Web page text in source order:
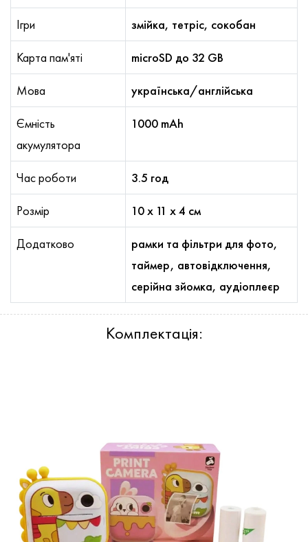
Ігри змійка, тетріс, сокобан
Карта пам'яті microSD до 32 GB
Мова українська/англійська
Ємність
акумулятора
1000 mAh
Час роботи 3.5 год
Розмір 10 х 11 х 4 см
Додатково
рамки та фільтри для фото,
таймер, автовідключення,
серійна зйомка, аудіоплеєр
Комплектація: